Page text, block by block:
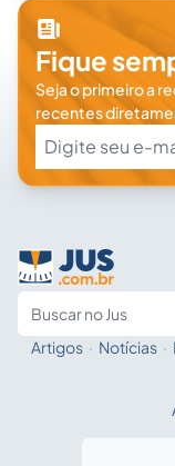
Fique
Seja o primeiro a
recentes
Artigos · Notícias ·